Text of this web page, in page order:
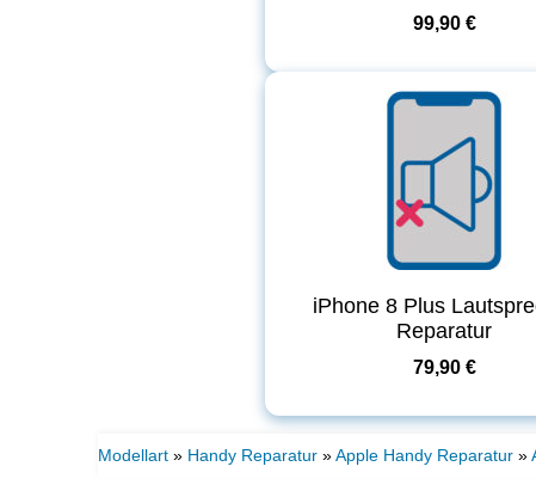
99,90 €
iPhone 8 Plus
Reparatur
79,90 €
Modellart » Handy Reparatur »Apple Handy Reparatur »